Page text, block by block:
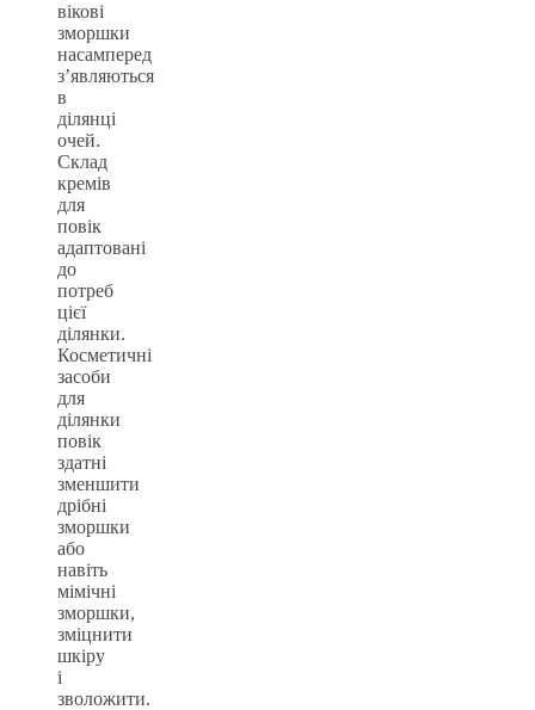
вікові
зморшки
насамперед
з’являються
в
ділянці
очей.
Склад
кремів
для
повік
адаптовані
до
потреб
цієї
ділянки.
Косметичні
засоби
для
ділянки
повік
здатні
зменшити
дрібні
зморшки
або
навіть
мімічні
зморшки,
зміцнити
шкіру
і
зволожити.